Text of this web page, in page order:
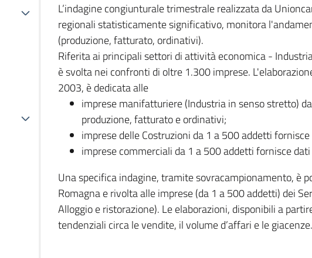
L’indagine congiunturale trimestrale realizzata da
regionali statisticamente significativo, monitora
(produzione, fatturato, ordinativi).
Riferita ai principali settori di attività economica -
è svolta nei confronti di oltre 1.300 imprese.
2003, è dedicata alle
imprese manifatturiere (Industria in senso stretto)
produzione, fatturato e ordinativi;
imprese delle Costruzioni da 1 a 500 addetti
imprese commerciali da 1 a 500 addetti fornisce
Una specifica indagine, tramite sovracampionamento, è
Romagna e rivolta alle imprese (da 1 a 500 addetti) dei
Alloggio e ristorazione). Le elaborazioni, disponibili a
tendenziali circa le vendite, il volume d’affari e le giacenze.